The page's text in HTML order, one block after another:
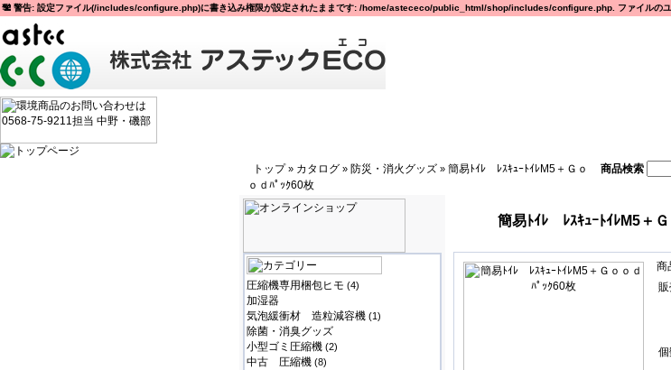
警告: 設定ファイル(/includes/configure.php)に書き込み権限が設定されたままです: /home/astececo/public_html/shop/includes/configure.php. ファイルのユ
トップ» カタログ » 防災・消火グッズ » 簡易ﾄｲﾚ ﾚｽｷｭｰﾄｲﾚM5＋Ｇｏ
ｏｄﾊﾟｯｸ60枚
商品検索
圧縮機専用梱包ヒモ (4)
加湿器
気泡緩衝材 造粒減容機 (1)
除菌・消臭グッズ
小型ゴミ圧縮機 (2)
中古 圧縮機 (8)
簡易ﾄｲﾚ ﾚｽｷｭｰﾄｲﾚM5＋
商
販
個